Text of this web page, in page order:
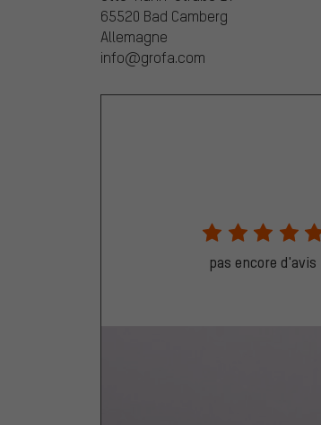
65520 Bad Camberg
Allemagne
info@grofa.com
pas encore d'avis